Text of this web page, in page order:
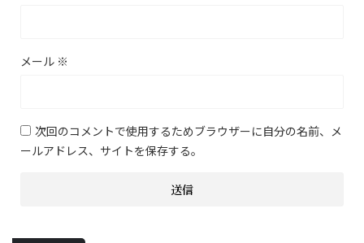
メール ※
次回のコメントで使用するためブラウザーに自分の名前、メ
ールアドレス、サイトを保存する。